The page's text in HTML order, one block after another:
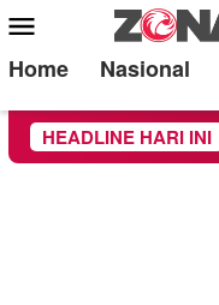
Mobile
Menu
Home Nasional
HEADLINE HARI INI
Wisata Gunung